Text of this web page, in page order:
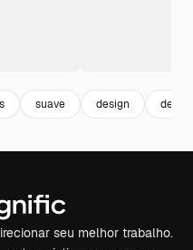
suave design
seu melhor trabalho.